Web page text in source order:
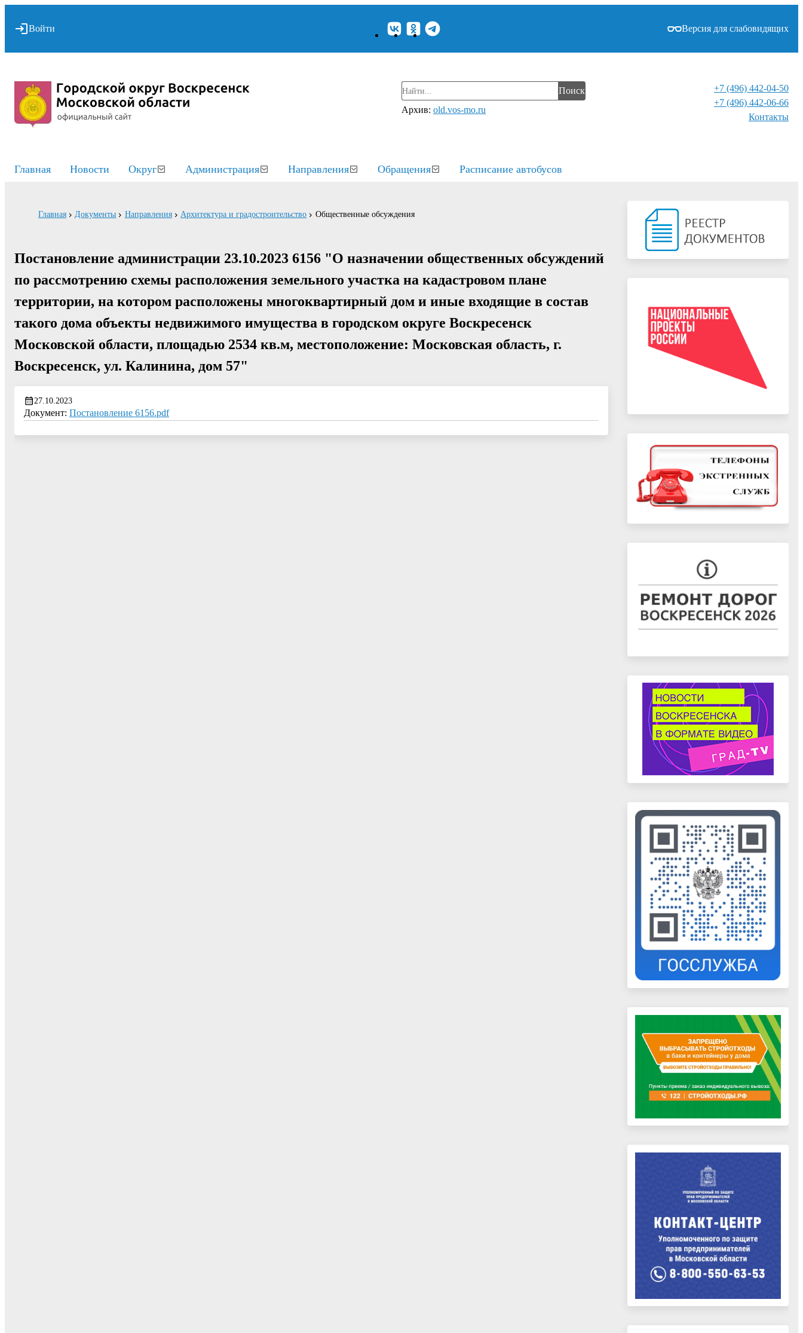
Войти Версия для слабовидящих
Поиск
Архив: old.vos-mo.ru
+7 (496) 442-04-50
+7 (496) 442-06-66
Контакты⁠
Главная Новости Округ Администрация Направления Обращения Расписание автобусов
Главная Документы Направления Архитектура и градостроительство Общественные обсуждения
Постановление администрации 23.10.2023 6156 "О назначении общественных обсуждений
по рассмотрению схемы расположения земельного участка на кадастровом плане
территории, на котором расположены многоквартирный дом и иные входящие в состав
такого дома объекты недвижимого имущества в городском округе Воскресенск
Московской области, площадью 2534 кв.м, местоположение: Московская область, г.
Воскресенск, ул. Калинина, дом 57"
27.10.2023
Документ: Постановление 6156.pdf